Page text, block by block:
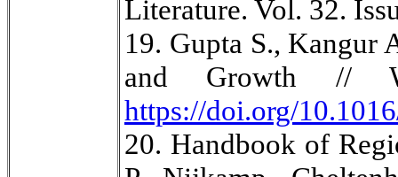
Literature. Vol. 32.
19. Gupta S., Kangur
and Growth //
https://doi.org/
20. Handbook of